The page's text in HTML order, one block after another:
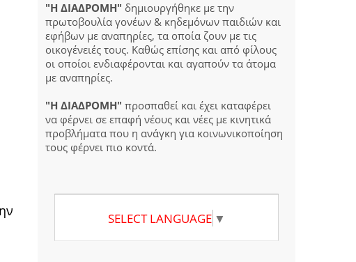
"Η ΔΙΑΔΡΟΜΗ" δημιουργήθηκε με την
πρωτοβουλία γονέων & κηδεμόνων παιδιών και
εφήβων με αναπηρίες, τα οποία ζουν με τις
οικογένειές τους. Καθώς επίσης και από φίλους
οι οποίοι ενδιαφέρονται και αγαπούν τα άτομα
με αναπηρίες.
"Η ΔΙΑΔΡΟΜΗ" προσπαθεί και έχει καταφέρει
να φέρνει σε επαφή νέους και νέες με κινητικά
προβλήματα που η ανάγκη για κοινωνικοποίηση
τους φέρνει πιο κοντά.
SELECT LANGUAGE ▼